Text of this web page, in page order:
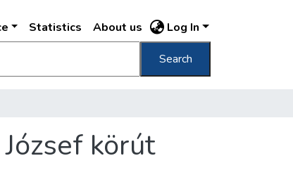
Statistics About us Log In
Search
körút